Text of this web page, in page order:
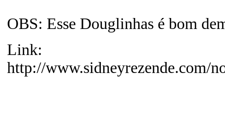
OBS: Esse Douglinhas é bom
Link:
http://www.sidneyrezende.com/